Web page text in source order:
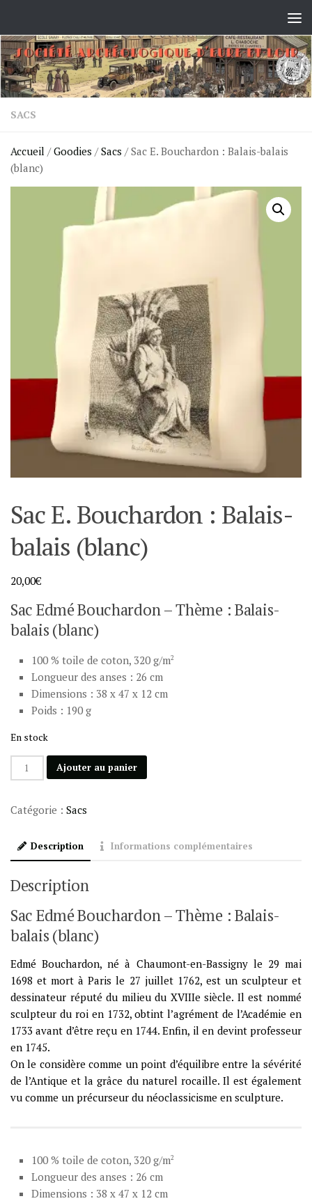
SACS
Accueil /Goodies /Sacs / Sac E. Bouchardon : Balais-balais
(blanc)
Sac E. Bouchardon : Balais-
balais (blanc)
20,00€
Sac Edmé Bouchardon – Thème : Balais-
balais (blanc)
100 % toile de coton, 320 g/m2
Longueur des anses : 26 cm
Dimensions : 38 x 47 x 12 cm
Poids : 190 g
En stock
quantité
de
E.
Balais-
balais
Ajouter au panier
Catégorie : Sacs
Description Informations complémentaires
Description
Sac Edmé Bouchardon – Thème : Balais-
balais (blanc)
Edmé Bouchardon, né à Chaumont-en-Bassigny le 29 mai
1698 et mort à Paris le 27 juillet 1762, est un sculpteur et
dessinateur réputé du milieu du XVIIIe siècle. Il est nommé
sculpteur du roi en 1732, obtint l’agrément de l’Académie en
1733 avant d’être reçu en 1744. Enfin, il en devint professeur
en 1745.
On le considère comme un point d’équilibre entre la sévérité
de l’Antique et la grâce du naturel rocaille. Il est également
vu comme un précurseur du néoclassicisme en sculpture.
100 % toile de coton, 320 g/m2
Longueur des anses : 26 cm
Dimensions : 38 x 47 x 12 cm